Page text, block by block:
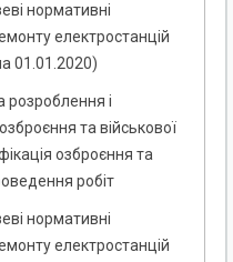
нормативні
електростанцій
01.01.2020)
і
та військової
озброєння та
робіт
нормативні
електростанцій